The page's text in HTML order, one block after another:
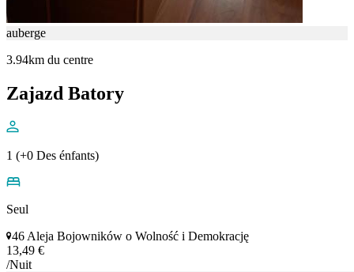
auberge
3.94km du centre
Zajazd Batory
1 (+0 Des énfants)
Seul
46 Aleja Bojowników o Wolność i Demokrację
13,49 €
/Nuit